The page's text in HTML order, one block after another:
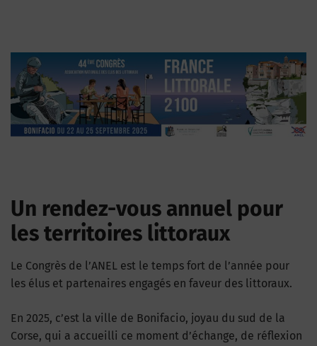
Un rendez-vous annuel pour
les territoires littoraux
Le Congrès de l’ANEL est le temps fort de l’année pour
les élus et partenaires engagés en faveur des littoraux.
En 2025, c’est la ville de Bonifacio, joyau du sud de la
Corse, qui a accueilli ce moment d’échange, de réflexion